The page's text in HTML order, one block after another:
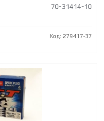
70-31414-10
Код: 279417-37